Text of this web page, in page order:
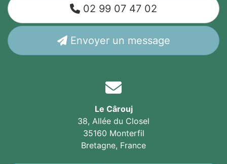
02 99 07 47 02
Envoyer un message
Le Cârouj
38, Allée du Closel
35160 Monterfil
Bretagne, France